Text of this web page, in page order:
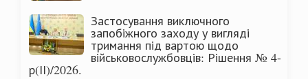
Застосування виключного
запобіжного заходу у вигляді
тримання під вартою щодо
військовослужбовців: Рішення № 4-
р(ІІ)/2026.